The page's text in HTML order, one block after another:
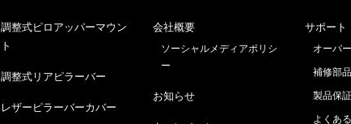
調整式ピロアッパーマウン
ト
調整式リアピラーバー
レザーピラーバーカバー
会社概要
ソーシャルメディアポリシ
ー
お知らせ
サポート
オーバ
補修部品
製品保証
よくあ